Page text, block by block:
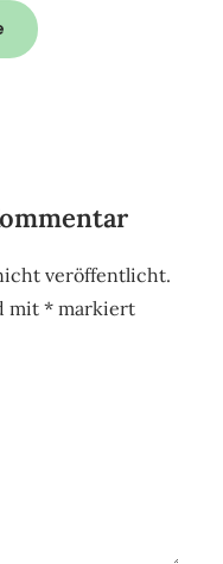
veröffentlicht.
mit*markiert